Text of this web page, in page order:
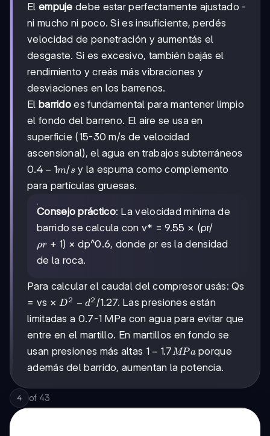
El empuje debe estar perfectamente ajustado -
ni mucho ni poco. Si es insuficiente, perdés
velocidad de penetración y aumentás el
desgaste. Si es excesivo, también bajás el
rendimiento y creás más vibraciones y
desviaciones en los barrenos.
El barrido es fundamental para mantener limpio
el fondo del barreno. El aire se usa en
superficie (15-30 m/s de velocidad
ascensional), el agua en trabajos subterráneos
0.4-
1
m/s
0.4 − 1m/s y la espuma como complemento
para partículas gruesas.
Consejo práctico: La velocidad mínima de
barrido se calcula con v* = 9.55 × (ρr/
ρr+1
ρr + 1) × dp^0.6, donde ρr es la densidad
de la roca.
Para calcular el caudal del compresor usás: Qs
= vs ×D²-
d²
D2 − d2 /1.27. Las presiones están
limitadas a 0.7-1 MPa con agua para evitar que
entre en el martillo. En martillos en fondo se
usan presiones más altas 1-1.7
MPa
1 − 1.7MPaporque
además del barrido, aumentan la potencia.
4 of 43